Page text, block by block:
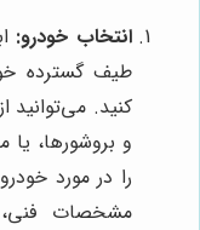
انتخاب خودرو:
طیف گسترده
کنید.
و بروشورها، یا
را در مورد
مشخصات